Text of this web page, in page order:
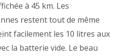
à 45 km. Les
restent tout de même
facilement les 10 litres aux
la batterie vide. Le beau